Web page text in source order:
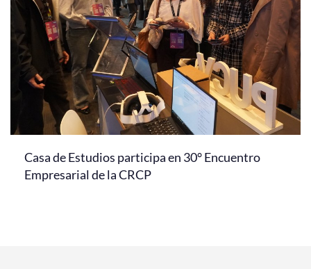
Casa de Estudios participa en 30° Encuentro
Empresarial de la CRCP